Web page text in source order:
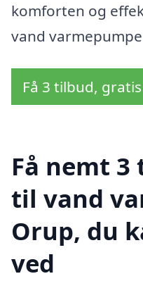
komforten og
vand
Få 3 tilbud,
Få nemt
til vand
Orup, du
ved